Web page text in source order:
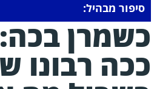
סיפור מבהיל:
רבונו